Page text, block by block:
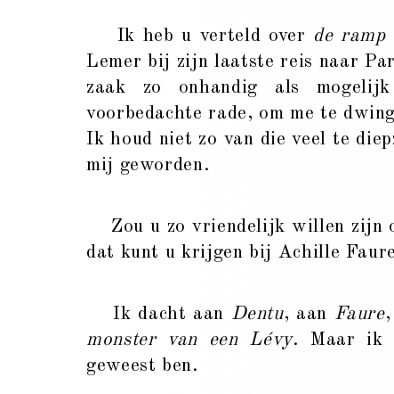
Ik heb u verteld over de ramp
Lemer bij zijn laatste reis naar
zaak zo onhandig als
voorbedachte rade, om me te
Ik houd niet zo van die veel te
mij geworden.
Zou u zo vriendelijk willen zijn
dat kunt u krijgen bij Achille
Ik dacht aan Dentu, aan Faure,
monster van een Lévy. Maar ik
geweest ben.